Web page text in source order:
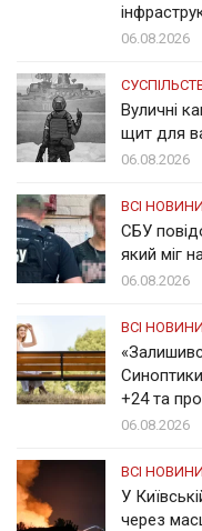
06.08.2026
Вуличні
щит для
06.08.2026
ВСІ НОВИНИ
СБУ
який міг
06.08.2026
ВСІ НОВИНИ
+24 та
06.08.2026
ВСІ НОВИНИ
У
через